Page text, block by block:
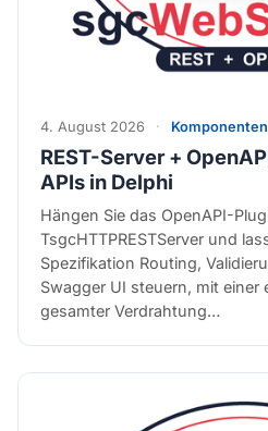
4. August 2026 · Komponenten
REST-Server +
APIs in Delphi
Hängen Sie das OpenAPI-
TsgcHTTPRESTServer und
Spezifikation Routing,
Swagger UI steuern, mit einer
gesamter Verdrahtung…